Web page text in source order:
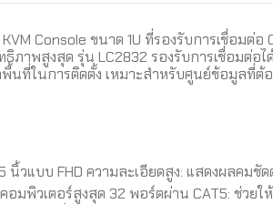
Console ขนาด 1U ที่รองรับการเชื่อม
ธิภาพสูงสุด รุ่น LC2832 รองรับการเชื่อมต่
นที่ในการติดตั้ง เหมาะสำหรับศูนย์ข้อมูลที่ต้
นิ้วแบบ FHD ความละเอียดสูง: แสดงผลคม
อมพิวเตอร์สูงสุด 32 พอร์ตผ่าน CAT5: ช่วยใ